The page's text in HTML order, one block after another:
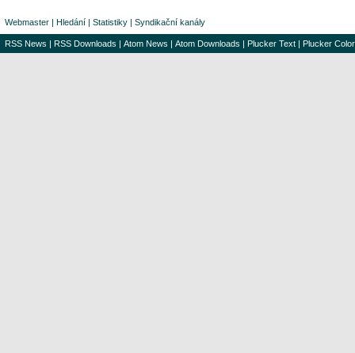
Webmaster | Hledání | Statistiky | Syndikační kanály
RSS News | RSS Downloads | Atom News | Atom Downloads | Plucker Text | Plucker Color